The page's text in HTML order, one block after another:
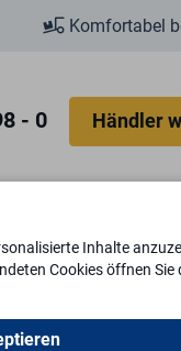
Komfortabel
- 0 Händler
& Kassetten
Inhalte
Cookies öffnen Sie